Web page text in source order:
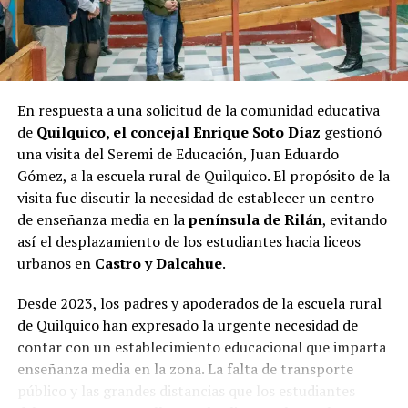
En respuesta a una solicitud de la comunidad educativa
de Quilquico, el concejal Enrique Soto Díaz gestionó
una visita del Seremi de Educación, Juan Eduardo
Gómez, a la escuela rural de Quilquico. El propósito de la
visita fue discutir la necesidad de establecer un centro
de enseñanza media en lapenínsula de Rilán, evitando
así el desplazamiento de los estudiantes hacia liceos
urbanos en Castro y Dalcahue.
Desde 2023, los padres y apoderados de la escuela rural
de Quilquico han expresado la urgente necesidad de
contar con un establecimiento educacional que imparta
enseñanza media en la zona. La falta de transporte
público y las grandes distancias que los estudiantes